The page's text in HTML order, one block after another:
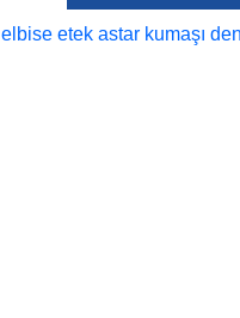
elbise etek astar kumaşı